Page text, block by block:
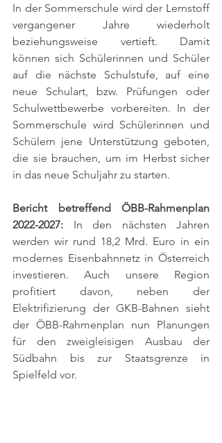
In der Sommerschule wird der Lernstoff
vergangener Jahre wiederholt
beziehungsweise vertieft. Damit
können sich Schülerinnen und Schüler
auf die nächste Schulstufe, auf eine
neue Schulart, bzw. Prüfungen oder
Schulwettbewerbe vorbereiten. In der
Sommerschule wird Schülerinnen und
Schülern jene Unterstützung geboten,
die sie brauchen, um im Herbst sicher
in das neue Schuljahr zu starten.
Bericht betreffend ÖBB-Rahmenplan
2022-2027: In den nächsten Jahren
werden wir rund 18,2 Mrd. Euro in ein
modernes Eisenbahnnetz in Österreich
investieren. Auch unsere Region
profitiert davon, neben der
Elektrifizierung der GKB-Bahnen sieht
der ÖBB-Rahmenplan nun Planungen
für den zweigleisigen Ausbau der
Südbahn bis zur Staatsgrenze in
Spielfeld vor.